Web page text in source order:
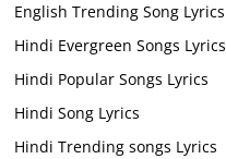
English Trending Song Lyrics
Hindi Evergreen Songs Lyrics
Hindi Popular Songs Lyrics
Hindi Song Lyrics
Hindi Trending songs Lyrics